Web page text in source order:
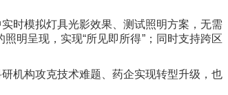
时模拟灯具光影效果、测试照明方案，无需
明呈现，实现“所见即所得”；同时支持跨区
机构攻克技术难题、药企实现转型升级，也